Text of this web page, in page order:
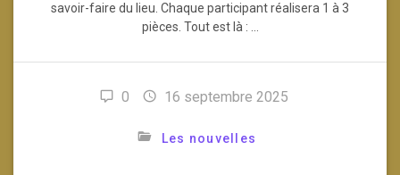
savoir-faire du lieu. Chaque participant réalisera 1 à 3
pièces. Tout est là : …
0 16 septembre 2025
Les nouvelles